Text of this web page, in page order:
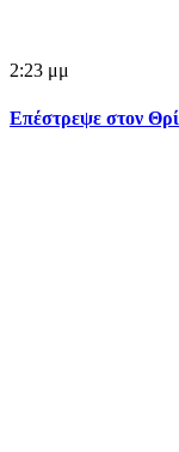
2:23 μμ
Επέστρεψε στον